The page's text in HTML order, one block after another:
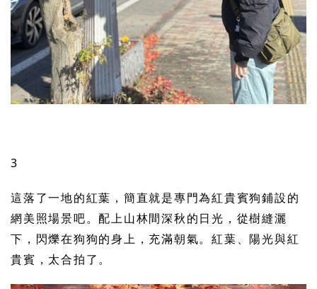
3
這落了一地的紅葉，簡直就是專門為紅貴賓狗鋪設的
網美照場景吧。配上山林間深秋的日光，從樹縫灑
下，閃爍在狗狗的身上，充滿朝氣。紅葉、陽光與紅
貴賓，太合拍了。